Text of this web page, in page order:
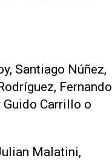
Santiago Núñez,
Fernando
Carrillo o
Malatini,